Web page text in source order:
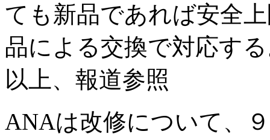
ても新品であれば安全
品による交換で対応す
以上、報道参照
ANAは改修について、